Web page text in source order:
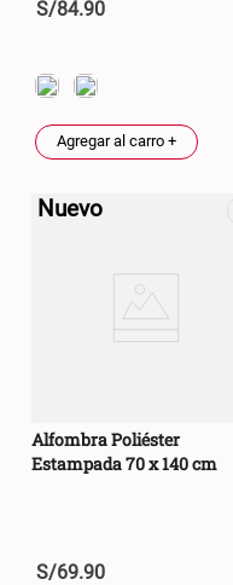
S/84.90
Agregar al carro +
Nuevo
Alfombra Poliéster
Estampada 70 x 140 cm
S/69.90